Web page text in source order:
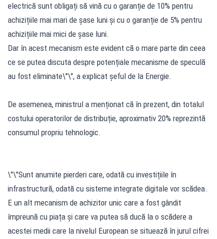
electrică sunt obligați să vină cu o garanție de 10% pentru
achizițiile mai mari de șase luni și cu o garanție de 5% pentru
achizițiile mai mici de șase luni.
Dar în acest mecanism este evident că o mare parte din ceea
ce se putea discuta despre potențiale mecanisme de speculă
au fost eliminate\"\", a explicat șeful de la Energie.
De asemenea, ministrul a menționat că în prezent, din totalul
costului operatorilor de distribuție, aproximativ 20% reprezintă
consumul propriu tehnologic.
\"\"Sunt anumite pierderi care, odată cu investițiile în
infrastructură, odată cu sisteme integrate digitale vor scădea.
E un alt mecanism de achizitor unic care a fost gândit
împreună cu piața și care va putea să ducă la o scădere a
acestei medii care la nivelul European se situează în jurul cifrei